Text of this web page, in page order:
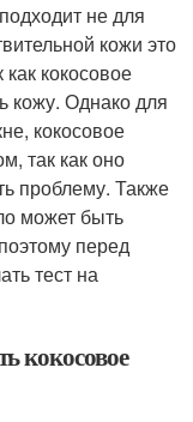
не для
кожи это
кокосовое
кожу. Однако для
кокосовое
так как оно
проблему. Также
может быть
перед
тест на
кокосовое